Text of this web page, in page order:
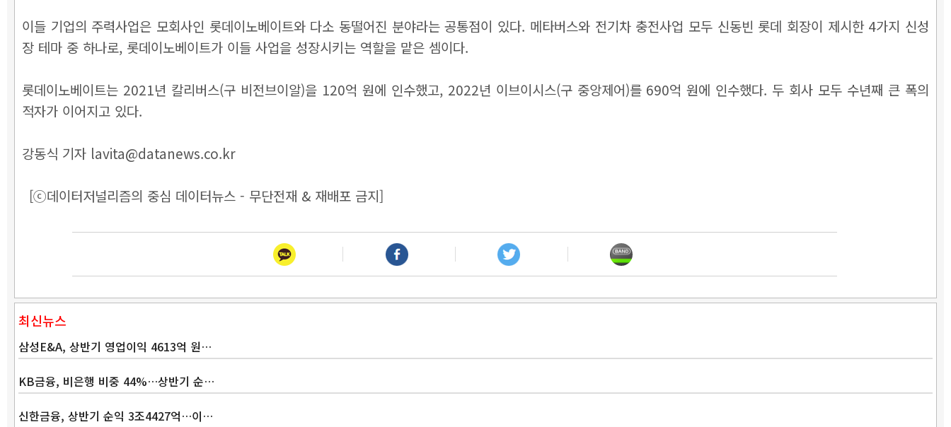
이들 기업의 주력사업은 모회사인 롯데이노베이트와 다소 동떨어진 분야라는 공통점이 있다. 메타버스와 전기차 충전사업 모두 신동빈 롯데 회장이 제시한 4가지 신성
장 테마 중 하나로, 롯데이노베이트가 이들 사업을 성장시키는 역할을 맡은 셈이다.
롯데이노베이트는 2021년 칼리버스(구 비전브이알)을 120억 원에 인수했고, 2022년 이브이시스(구 중앙제어)를 690억 원에 인수했다. 두 회사 모두 수년째 큰 폭의
적자가 이어지고 있다.
강동식 기자 lavita@datanews.co.kr
[ⓒ데이터저널리즘의 중심 데이터뉴스 - 무단전재 & 재배포 금지]
최신뉴스
삼성E&A, 상반기 영업이익 4613억 원…
KB금융, 비은행 비중 44%…상반기 순…
신한금융, 상반기 순익 3조4427억…이…